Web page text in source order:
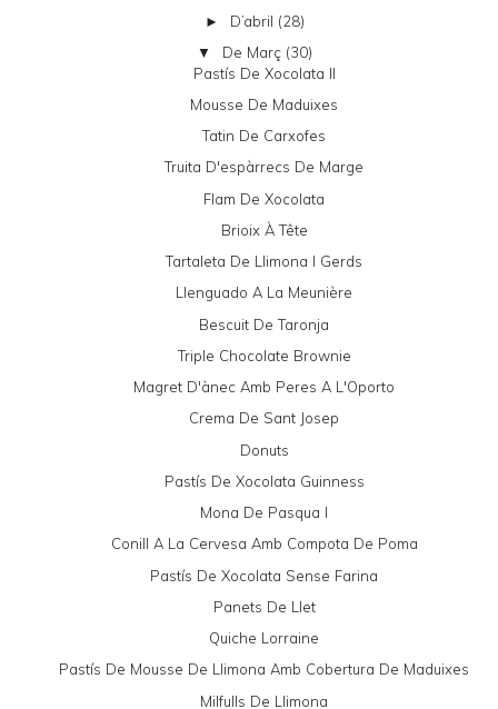
► D’abril (28)
▼ De Març (30)
Pastís De Xocolata II
Mousse De Maduixes
Tatin De Carxofes
Truita D'espàrrecs De Marge
Flam De Xocolata
Brioix À Tête
Tartaleta De Llimona I Gerds
Llenguado A La Meunière
Bescuit De Taronja
Triple Chocolate Brownie
Magret D'ànec Amb Peres A L'Oporto
Crema De Sant Josep
Donuts
Pastís De Xocolata Guinness
Mona De Pasqua I
Conill A La Cervesa Amb Compota De Poma
Pastís De Xocolata Sense Farina
Panets De Llet
Quiche Lorraine
Pastís De Mousse De Llimona Amb Cobertura De Maduixes
Milfulls De Llimona